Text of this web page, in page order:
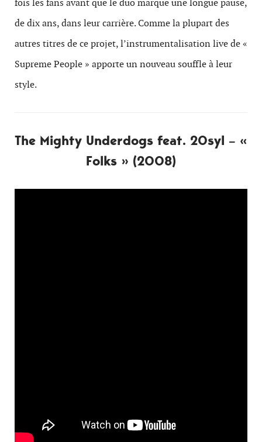
fois les fans avant que le duo marque une longue pause,
de dix ans, dans leur carrière. Comme la plupart des
autres titres de ce projet, l’instrumentalisation live de «
Supreme People » apporte un nouveau souffle à leur
style.
The Mighty Underdogs feat. 20syl – «
Folks » (2008)